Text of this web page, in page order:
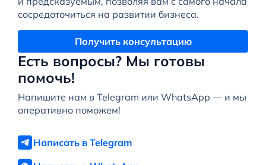
Есть вопросы? Мы готовы
помочь!
Напишите нам в Telegram или WhatsApp — и мы
оперативно поможем!
Написать в Telegram
сосредоточиться на развитии бизнеса.
Получить консультацию